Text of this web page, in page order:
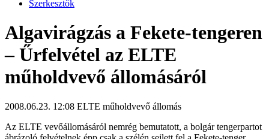
Szerkesztők
Algavirágzás a Fekete-tengeren
– Űrfelvétel az ELTE
műholdvevő állomásáról
2008.06.23. 12:08 ELTE műholdvevő állomás
Az ELTE vevőállomásáról nemrég bemutatott, a bolgár tengerpartot